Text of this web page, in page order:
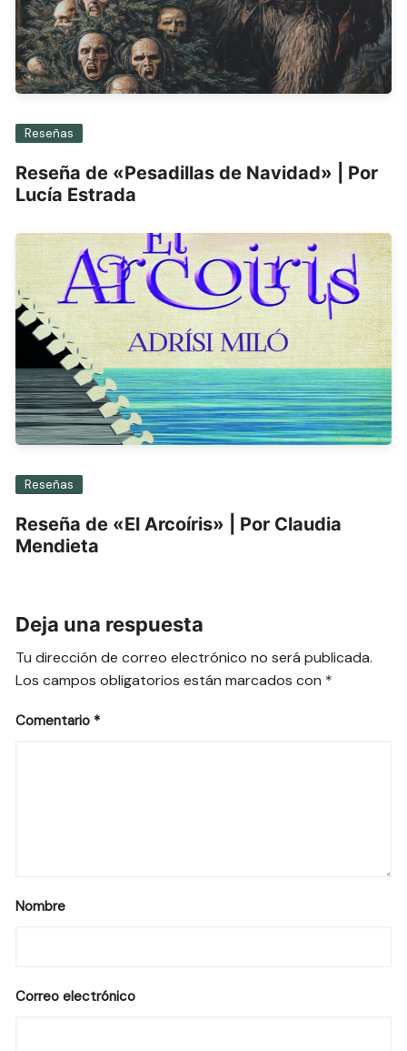
Reseñas
Reseña de «Pesadillas de Navidad» | Por
Lucía Estrada
Reseñas
Reseña de «El Arcoíris» | Por Claudia
Mendieta
Deja una respuesta
Tu dirección de correo electrónico no será publicada.
Los campos obligatorios están marcados con *
Comentario *
Nombre
Correo electrónico